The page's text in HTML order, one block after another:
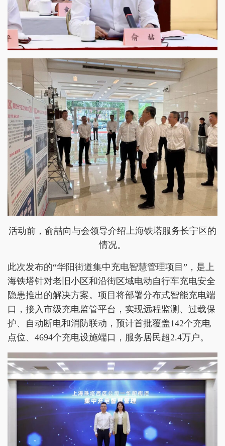
活动前，俞喆向与会领导介绍上海铁塔服务长宁区的
情况。
此次发布的“华阳街道集中充电智慧管理项目”，是上
海铁塔针对老旧小区和沿街区域电动自行车充电安全
隐患推出的解决方案。项目将部署分布式智能充电端
口，接入市级充电监管平台，实现远程监测、过载保
护、自动断电和消防联动，预计首批覆盖142个充电
点位、4694个充电设施端口，服务居民超2.4万户。